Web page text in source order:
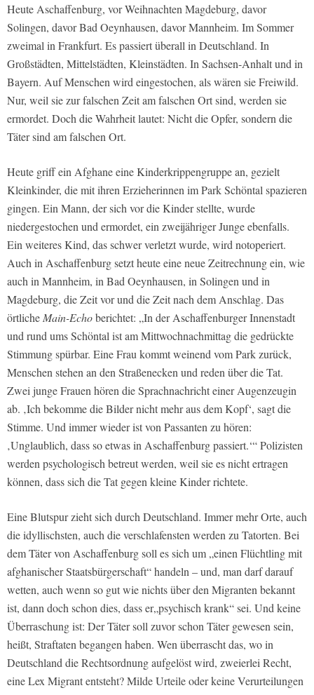
Heute Aschaffenburg, vor Weihnachten Magdeburg, davor
Solingen, davor Bad Oeynhausen, davor Mannheim. Im Sommer
zweimal in Frankfurt. Es passiert überall in Deutschland. In
Großstädten, Mittelstädten, Kleinstädten. In Sachsen-Anhalt und in
Bayern. Auf Menschen wird eingestochen, als wären sie Freiwild.
Nur, weil sie zur falschen Zeit am falschen Ort sind, werden sie
ermordet. Doch die Wahrheit lautet: Nicht die Opfer, sondern die
Täter sind am falschen Ort.
Heute griff ein Afghane eine Kinderkrippengruppe an, gezielt
Kleinkinder, die mit ihren Erzieherinnen im Park Schöntal spazieren
gingen. Ein Mann, der sich vor die Kinder stellte, wurde
niedergestochen und ermordet, ein zweijähriger Junge ebenfalls.
Ein weiteres Kind, das schwer verletzt wurde, wird notoperiert.
Auch in Aschaffenburg setzt heute eine neue Zeitrechnung ein, wie
auch in Mannheim, in Bad Oeynhausen, in Solingen und in
Magdeburg, die Zeit vor und die Zeit nach dem Anschlag. Das
örtliche Main-Echoberichtet: „In der Aschaffenburger Innenstadt
und rund ums Schöntal ist am Mittwochnachmittag die gedrückte
Stimmung spürbar. Eine Frau kommt weinend vom Park zurück,
Menschen stehen an den Straßenecken und reden über die Tat.
Zwei junge Frauen hören die Sprachnachricht einer Augenzeugin
ab. ‚Ich bekomme die Bilder nicht mehr aus dem Kopf‘, sagt die
Stimme. Und immer wieder ist von Passanten zu hören:
‚Unglaublich, dass so etwas in Aschaffenburg passiert.‘“ Polizisten
werden psychologisch betreut werden, weil sie es nicht ertragen
können, dass sich die Tat gegen kleine Kinder richtete.
Eine Blutspur zieht sich durch Deutschland. Immer mehr Orte, auch
die idyllischsten, auch die verschlafensten werden zu Tatorten. Bei
dem Täter von Aschaffenburg soll es sich um „einen Flüchtling mit
afghanischer Staatsbürgerschaft“ handeln – und, man darf darauf
wetten, auch wenn so gut wie nichts über den Migranten bekannt
ist, dann doch schon dies, dass er„psychisch krank“ sei. Und keine
Überraschung ist: Der Täter soll zuvor schon Täter gewesen sein,
heißt, Straftaten begangen haben. Wen überrascht das, wo in
Deutschland die Rechtsordnung aufgelöst wird, zweierlei Recht,
eine Lex Migrant entsteht? Milde Urteile oder keine Verurteilungen